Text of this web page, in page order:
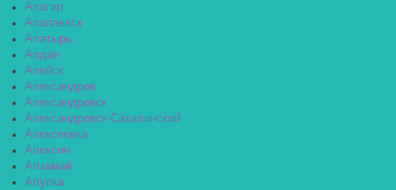
Алагир
Алапаевск
Алатырь
Алдан
Алейск
Александров
Александровск
Александровск-Сахалинский
Алексеевка
Алексин
Алзамай
Алупка